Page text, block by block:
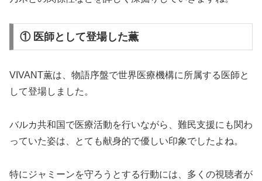
① 医師として登場した薫
VIVANT薫は、物語序盤で世界医療機構に所属する医師と
して登場しました。
バルカ共和国で医療活動を行いながら、難民支援にも関わ
っていた姿は、とても献身的で優しい印象でしたよね。
特にジャミーンを守ろうとする行動には、多くの視聴者が